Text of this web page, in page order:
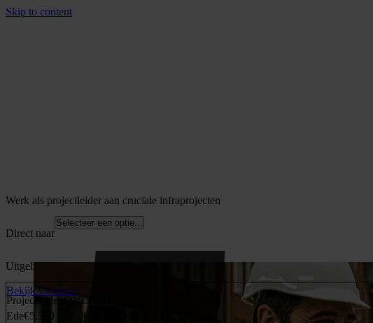
Skip to content
Werk als projectleider aan cruciale infraprojecten
Direct naar
Selecteer een optie...
Uitgelichte vacatures
Projectleider OVL/VRI - Ede
Ede€5.500 - €7.000
Bekijk vacature